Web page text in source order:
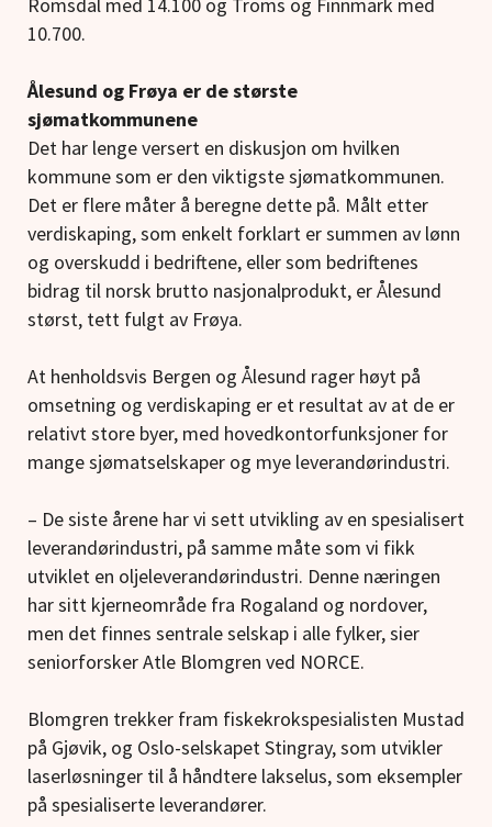
Romsdal med 14.100 og Troms og Finnmark med
10.700.
Ålesund og Frøya er de største
sjømatkommunene
Det har lenge versert en diskusjon om hvilken
kommune som er den viktigste sjømatkommunen.
Det er flere måter å beregne dette på. Målt etter
verdiskaping, som enkelt forklart er summen av lønn
og overskudd i bedriftene, eller som bedriftenes
bidrag til norsk brutto nasjonalprodukt, er Ålesund
størst, tett fulgt av Frøya.
At henholdsvis Bergen og Ålesund rager høyt på
omsetning og verdiskaping er et resultat av at de er
relativt store byer, med hovedkontorfunksjoner for
mange sjømatselskaper og mye leverandørindustri.
– De siste årene har vi sett utvikling av en spesialisert
leverandørindustri, på samme måte som vi fikk
utviklet en oljeleverandørindustri. Denne næringen
har sitt kjerneområde fra Rogaland og nordover,
men det finnes sentrale selskap i alle fylker, sier
seniorforsker Atle Blomgren ved NORCE.
Blomgren trekker fram fiskekrokspesialisten Mustad
på Gjøvik, og Oslo-selskapet Stingray, som utvikler
laserløsninger til å håndtere lakselus, som eksempler
på spesialiserte leverandører.